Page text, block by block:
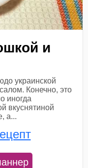
и
украинской
Конечно, это
иногда
вкуснятиной
а...